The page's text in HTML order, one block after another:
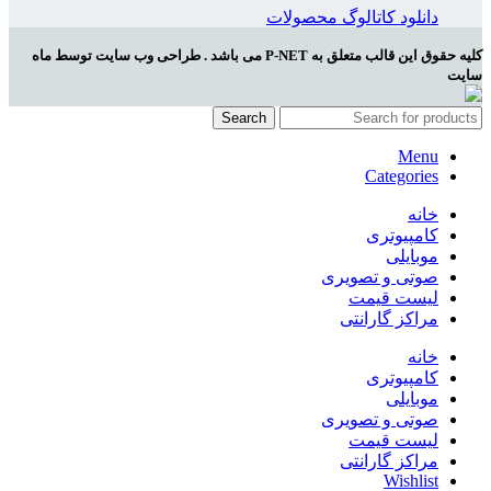
دانلود کاتالوگ محصولات
کلیه حقوق این قالب متعلق به P-NET می باشد . طراحی وب سایت توسط ماه
سایت
Search
Menu
Categories
خانه
کامپیوتری
موبایلی
صوتی و تصویری
لیست قیمت
مراکز گارانتی
خانه
کامپیوتری
موبایلی
صوتی و تصویری
لیست قیمت
مراکز گارانتی
Wishlist